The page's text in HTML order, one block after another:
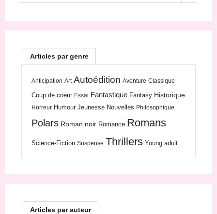
Articles par genre
Anticipation Art Autoédition Aventure Classique
Coup de coeur Essai Fantastique Fantasy Historique
Horreur Humour Jeunesse Nouvelles Philosophique
Polars Roman noir Romance Romans
Science-Fiction Suspense Thrillers Young adult
Articles par auteur